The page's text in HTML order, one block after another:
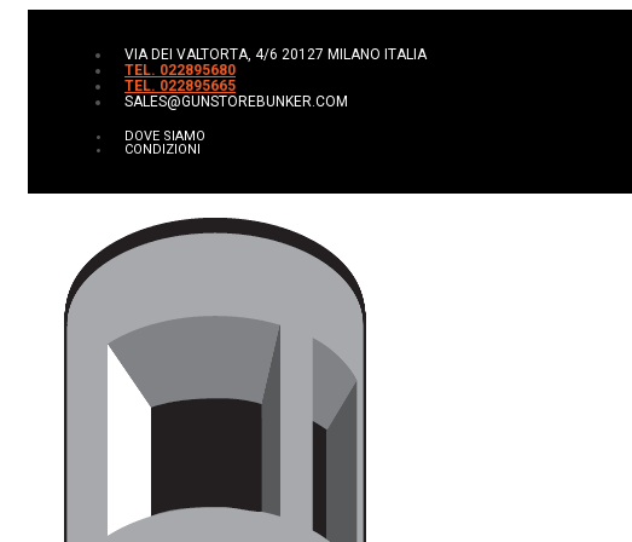
VIA DEI VALTORTA, 4/6 20127 MILANO ITALIA
TEL. 022895680
TEL. 022895665
SALES@GUNSTOREBUNKER.COM
DOVE SIAMO
CONDIZIONI